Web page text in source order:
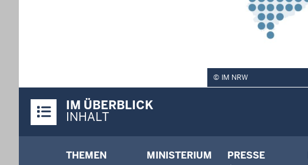
IM NRW
Inhalte
IM ÜBERBLICK
INHALT
THEMEN MINISTERIUM PRESSE